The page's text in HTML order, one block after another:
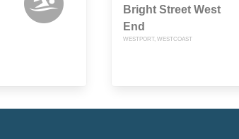
Bright Street West
End
WESTPORT, WESTCOAST